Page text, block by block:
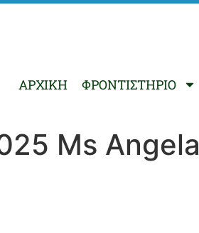
ΑΡΧΙΚΗ ΦΡΟΝΤΙΣΤΗΡΙΟ
Ms Angela